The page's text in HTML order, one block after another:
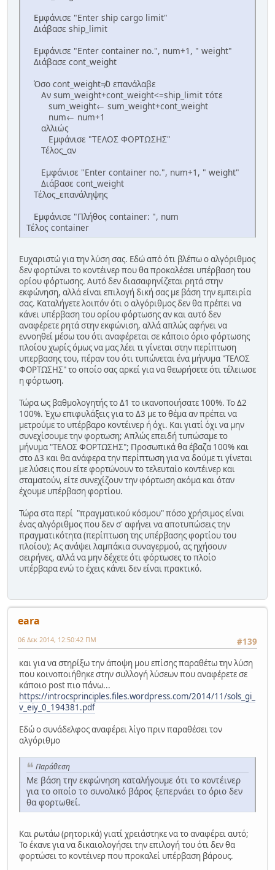
Εμφάνισε "Enter ship cargo limit"
Διάβασε ship_limit
Εμφάνισε "Enter container no.", num+1, " weight"
Διάβασε cont_weight
Όσο cont_weight≠0 επανάλαβε
Αν sum_weight+cont_weight<=ship_limit τότε
sum_weight← sum_weight+cont_weight
num← num+1
αλλιώς
Εμφάνισε "ΤΕΛΟΣ ΦΟΡΤΩΣΗΣ"
Τέλος_αν
Εμφάνισε "Enter container no.", num+1, " weight"
Διάβασε cont_weight
Τέλος_επανάληψης
Εμφάνισε "Πλήθος container: ", num
Τέλος container
Ευχαριστώ για την λύση σας. Εδώ από ότι βλέπω ο αλγόριθμος
δεν φορτώνει το κοντέινερ που θα προκαλέσει υπέρβαση του
ορίου φόρτωσης. Αυτό δεν διασαφηνίζεται ρητά στην
εκφώνηση, αλλά είναι επιλογή δική σας με βάση την εμπειρία
σας. Καταλήγετε λοιπόν ότι ο αλγόριθμος δεν θα πρέπει να
κάνει υπέρβαση του ορίου φόρτωσης αν και αυτό δεν
αναφέρετε ρητά στην εκφώνιση, αλλά απλώς αφήνει να
εννοηθεί μέσω του ότι αναφέρεται σε κάποιο όριο φόρτωσης
πλοίου χωρίς όμως να μας λέει τι γίνεται στην περίπτωση
υπερβασης του, πέραν του ότι τυπώνεται ένα μήνυμα "ΤΕΛΟΣ
ΦΟΡΤΩΣΗΣ" το οποίο σας αρκεί για να θεωρήσετε ότι τέλειωσε
η φόρτωση.
Τώρα ως βαθμολογητής το Δ1 το ικανοποιήσατε 100%. Το Δ2
100%. Έχω επιφυλάξεις για το Δ3 με το θέμα αν πρέπει να
μετρούμε το υπέρβαρο κοντέινερ ή όχι. Και γιατί όχι να μην
συνεχίσουμε την φορτωση; Απλώς επειδή τυπώσαμε το
μήνυμα "ΤΕΛΟΣ ΦΟΡΤΩΣΗΣ"; Προσωπικά θα έβαζα 100% και
στο Δ3 και θα ανάφερα την περίπτωση για να δούμε τι γίνεται
με λύσεις που είτε φορτώνουν το τελευταίο κοντέινερ και
σταματούν, είτε συνεχίζουν την φόρτωση ακόμα και όταν
έχουμε υπέρβαση φορτίου.
Τώρα στα περί "πραγματικού κόσμου" πόσο χρήσιμος είναι
ένας αλγόριθμος που δεν σ' αφήνει να αποτυπώσεις την
πραγματικότητα (περίπτωση της υπέρβασης φορτίου του
πλοίου); Ας ανάψει λαμπάκια συναγερμού, ας ηχήσουν
σειρήνες, αλλά να μην δέχετε ότι φόρτωσες το πλοίο
υπέρβαρα ενώ το έχεις κάνει δεν είναι πρακτικό.
eara
#139
06 Δεκ 2014, 12:50:42 ΠΜ
και για να στηρίξω την άποψη μου επίσης παραθέτω την λύση
που κοινοποιήθηκε στην συλλογή λύσεων που αναφέρετε σε
κάποιο post πιο πάνω...
https://introcsprinciples.files.wordpress.com/2014/11/sols_gi_
v_eiy_0_194381.pdf
Εδώ ο συνάδελφος αναφέρει λίγο πριν παραθέσει τον
αλγόριθμο
Παράθεση
Με βάση την εκφώνηση καταλήγουμε ότι το κοντέινερ
για το οποίο το συνολικό βάρος ξεπερνάει το όριο δεν
θα φορτωθεί.
Και ρωτάω (ρητορικά) γιατί χρειάστηκε να το αναφέρει αυτό;
Το έκανε για να δικαιολογήσει την επιλογή του ότι δεν θα
φορτώσει το κοντέινερ που προκαλεί υπέρβαση βάρους.